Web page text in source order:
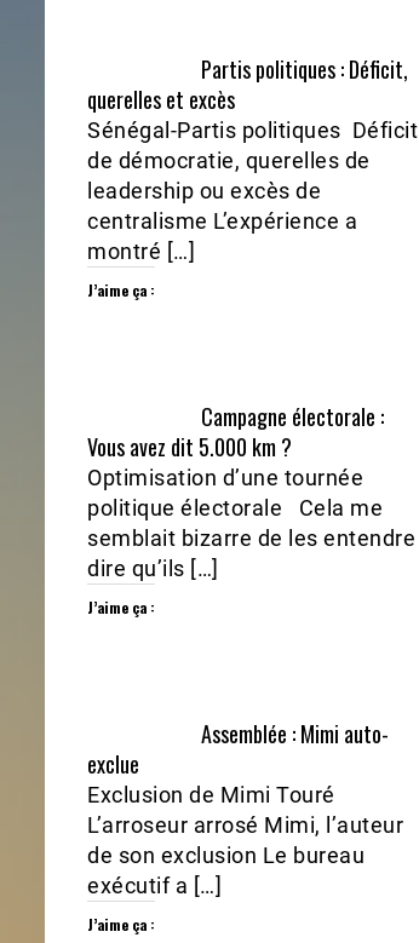
Partis politiques : Déficit,
querelles et excès
Sénégal-Partis politiques Déficit
de démocratie, querelles de
leadership ou excès de
centralisme L’expérience a
montré […]
J’aime ça :
Campagne électorale :
Vous avez dit 5.000 km ?
Optimisation d’une tournée
politique électorale Cela me
semblait bizarre de les entendre
dire qu’ils […]
J’aime ça :
Assemblée : Mimi auto-
exclue
Exclusion de Mimi Touré
L’arroseur arrosé Mimi, l’auteur
de son exclusion Le bureau
exécutif a […]
J’aime ça :